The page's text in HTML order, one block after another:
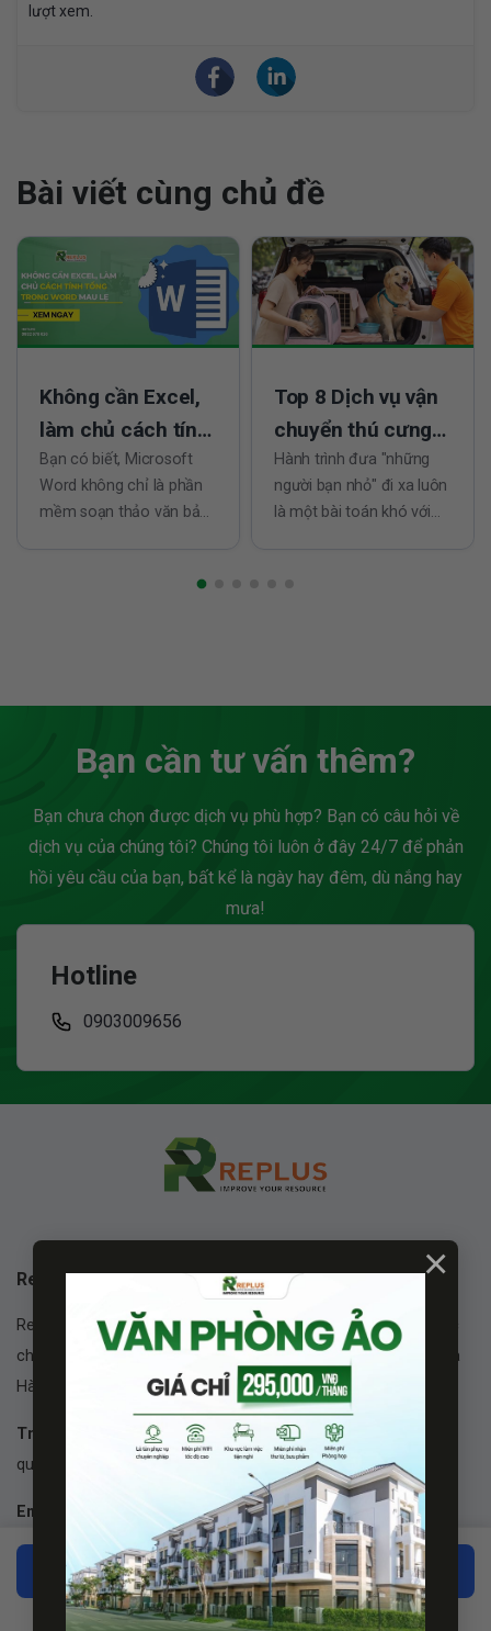
×
lượt xem.
Bài viết cùng chủ đề
Không cần Excel,
làm chủ cách tính
tổng trong Word
mau lẹ
Bạn có biết, Microsoft
Word không chỉ là phần
mềm soạn thảo văn bản
Top 8 Dịch vụ vận
chuyển thú cưng
tại TPHCM đáng
tin nhất
Hành trình đưa "những
người bạn nhỏ" đi xa luôn
là một bài toán khó với
Bạn cần tư vấn thêm?
Bạn chưa chọn được dịch vụ phù hợp? Bạn có câu hỏi về
dịch vụ của chúng tôi? Chúng tôi luôn ở đây 24/7 để phản
hồi yêu cầu của bạn, bất kể là ngày hay đêm, dù nắng hay
mưa!
Hotline
0903009656
Replus Office
Replus là một trong những thương hiệu dẫn đầu trong lĩnh vực
cho thuê văn phòng, địa chỉ đăng ký kinh doanh tại TP.HCM và
Hà Nội.
Trụ sở:
Vincom Center 72 Lê Thánh Tôn, phường Bến Nghé,
quận 1, TP.HCM
Email:
Điện thoại: 0903.009.656
Liên hệ với chúng tôi